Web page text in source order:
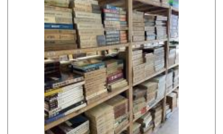
800円 大分県
800円 鹿児島県
1,500円